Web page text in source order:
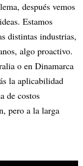
después vemos
Estamos
distintas industrias,
algo proactivo.
o en Dinamarca
la aplicabilidad
de costos
pero a la larga